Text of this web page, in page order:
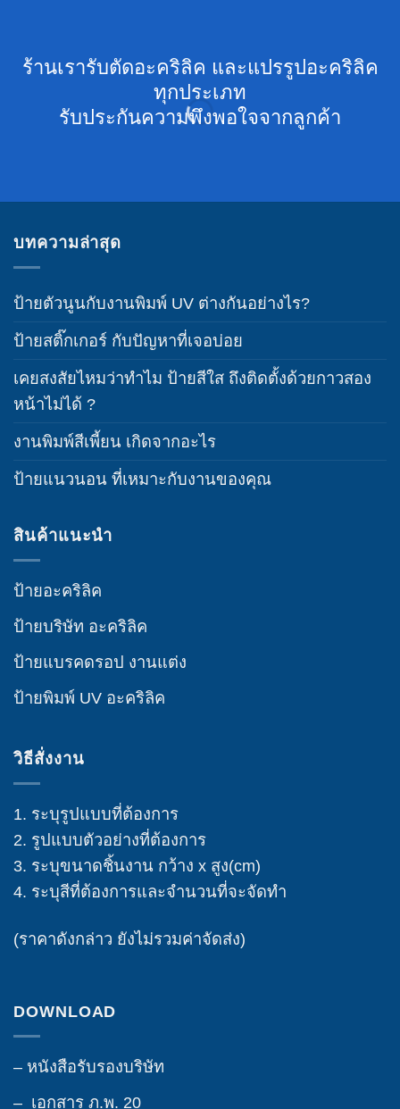
ร้านเรารับตัดอะคริลิค และแปรรูปอะคริลิค
ทุกประเภท
รับประกันความพึงพอใจจากลูกค้า
บทความล่าสุด
ป้ายตัวนูนกับงานพิมพ์ UV ต่างกันอย่างไร?
ป้ายสติ๊กเกอร์ กับปัญหาที่เจอบ่อย
เคยสงสัยไหมว่าทำไม ป้ายสีใส ถึงติดตั้งด้วยกาวสอง
หน้าไม่ได้ ?
งานพิมพ์สีเพี้ยน เกิดจากอะไร
ป้ายแนวนอน ที่เหมาะกับงานของคุณ
สินค้าแนะนำ
ป้ายอะคริลิค
ป้ายบริษัท อะคริลิค
ป้ายแบรคดรอป งานแต่ง
ป้ายพิมพ์ UV อะคริลิค
วิธีสั่งงาน
1. ระบุรูปแบบที่ต้องการ
2. รูปแบบตัวอย่างที่ต้องการ
3. ระบุขนาดชิ้นงาน กว้าง x สูง(cm)
4. ระบุสีที่ต้องการและจำนวนที่จะจัดทำ
(ราคาดังกล่าว ยังไม่รวมค่าจัดส่ง)
DOWNLOAD
– หนังสือรับรองบริษัท
– เอกสาร ภ.พ. 20